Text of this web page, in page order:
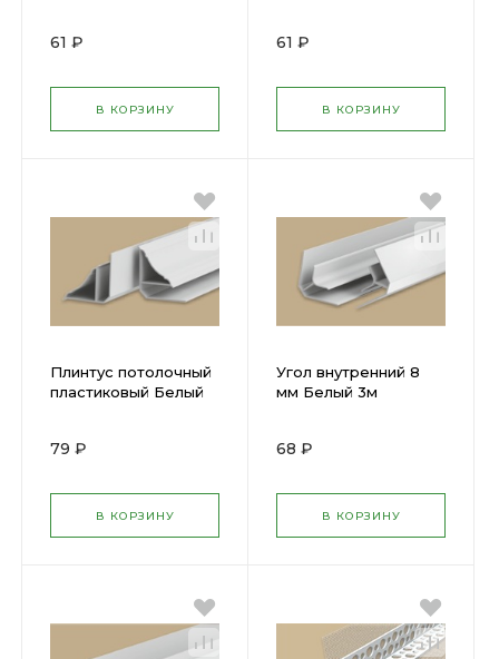
61 ₽
В КОРЗИНУ
61 ₽
В КОРЗИНУ
Плинтус потолочный
пластиковый Белый
79 ₽
В КОРЗИНУ
Угол внутренний 8
мм Белый 3м
68 ₽
В КОРЗИНУ